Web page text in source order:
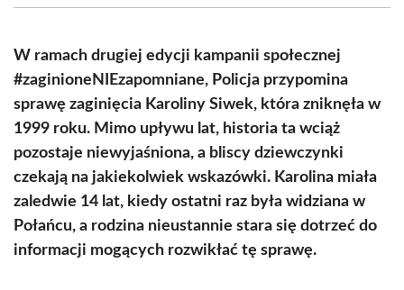
(Twitter)
W ramach drugiej edycji kampanii społecznej
#zaginioneNIEzapomniane, Policja przypomina
sprawę zaginięcia Karoliny Siwek, która zniknęła w
1999 roku. Mimo upływu lat, historia ta wciąż
pozostaje niewyjaśniona, a bliscy dziewczynki
czekają na jakiekolwiek wskazówki. Karolina miała
zaledwie 14 lat, kiedy ostatni raz była widziana w
Połańcu, a rodzina nieustannie stara się dotrzeć do
informacji mogących rozwikłać tę sprawę.